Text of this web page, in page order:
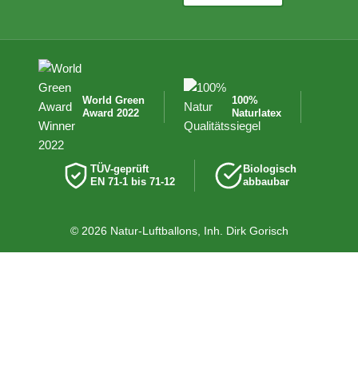
World Green
Award 2022
100%
Naturlatex
TÜV-geprüft
EN 71-1 bis 71-12
Biologisch
abbaubar
© 2026 Natur-Luftballons, Inh. Dirk Gorisch